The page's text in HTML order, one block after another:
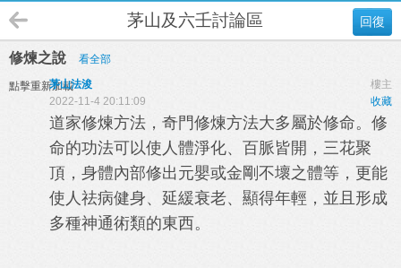
回復
茅山及六壬討論區
修煉之說 看全部
點擊重新加載 樓主
茅山法浚
收藏
2022-11-4 20:11:09
道家修煉方法，奇門修煉方法大多屬於修命。修
命的功法可以使人體淨化、百脈皆開，三花聚
頂，身體內部修出元嬰或金剛不壞之體等，更能
使人祛病健身、延緩衰老、顯得年輕，並且形成
多種神通術類的東西。